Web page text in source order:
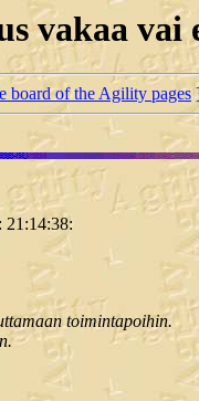
vakaa vai
board of the Agility pages
21:14:38:
toimintapoihin.